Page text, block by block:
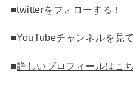
■twitterをフォローする！
■YouTubeチャンネルを見
■詳しいプロフィールはこち